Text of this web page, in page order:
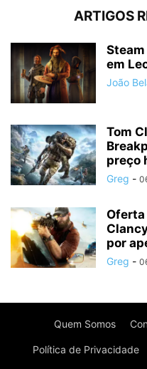
ARTIGOS
em
João
Tom
preço
Greg -
Oferta
por
Greg -
Quem Somos
Política de Privacidade